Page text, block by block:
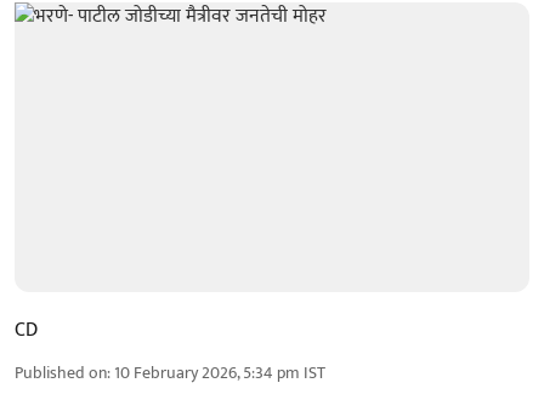
CD
Published on:10 February 2026, 5:34 pm IST